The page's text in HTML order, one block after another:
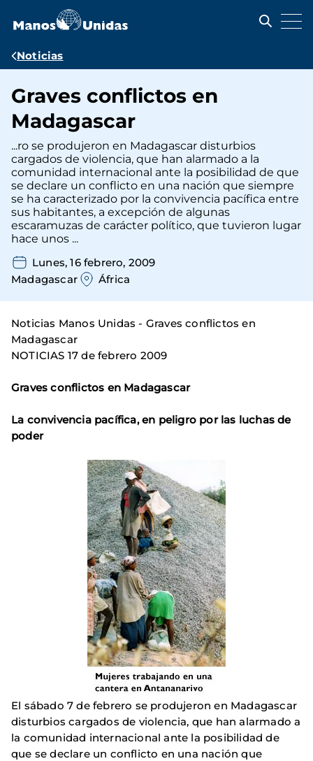
contenido
Ruta
navegación
Noticias
Graves conflictos en
Madagascar
...ro se produjeron en Madagascar disturbios
cargados de violencia, que han alarmado a la
comunidad internacional ante la posibilidad de que
se declare un conflicto en una nación que siempre
se ha caracterizado por la convivencia pacífica entre
sus habitantes, a excepción de algunas
escaramuzas de carácter político, que tuvieron lugar
hace unos ...
Lunes, 16 febrero, 2009
Madagascar
África
Noticias Manos Unidas - Graves conflictos en
Madagascar
NOTICIAS 17 de febrero 2009
Graves conflictos en Madagascar
La convivencia pacífica, en peligro por las luchas de
poder
El sábado 7 de febrero se produjeron en Madagascar
disturbios cargados de violencia, que han alarmado a
la comunidad internacional ante la posibilidad de
que se declare un conflicto en una nación que